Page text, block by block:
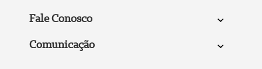
Fale Conosco
Comunicação